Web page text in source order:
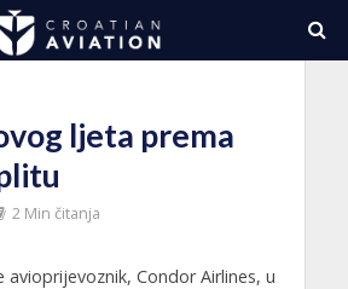
ljeta prema
2 Min čitanja
avioprijevoznik, Condor Airlines, u